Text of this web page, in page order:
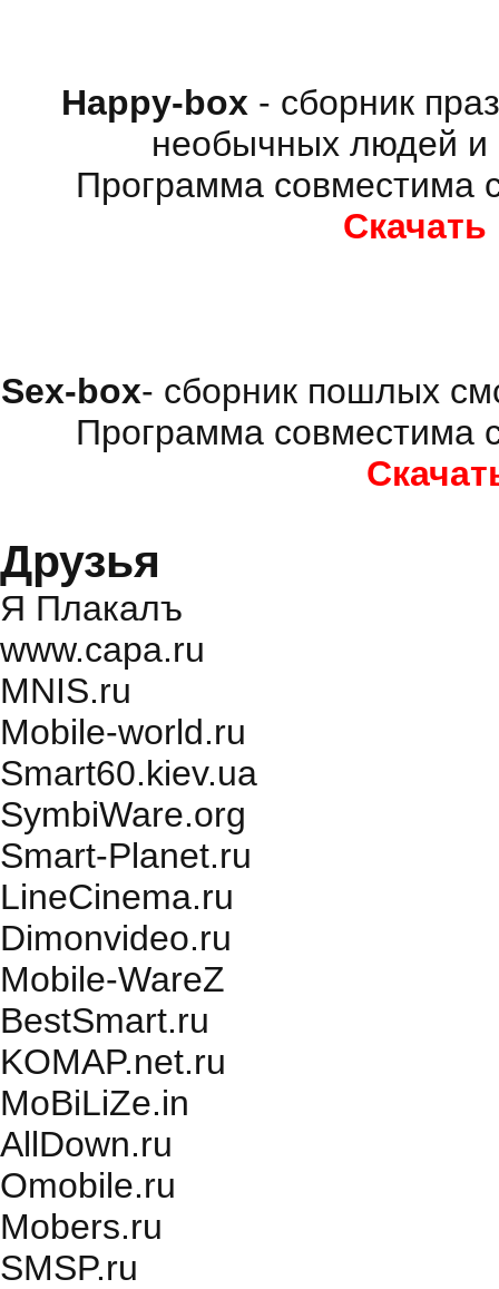
Happy-box - сборник
необычных людей и
Программа совместима
Sex-box- сборник пошлых
Программа совместима
Друзья
Я Плакалъ
www.capa.ru
MNIS.ru
Mobile-world.ru
Smart60.kiev.ua
SymbiWare.org
Smart-Planet.ru
LineCinema.ru
Dimonvideo.ru
Mobile-WareZ
BestSmart.ru
KOMAP.net.ru
MoBiLiZe.in
AllDown.ru
Оmobile.ru
Mobers.ru
SMSP.ru